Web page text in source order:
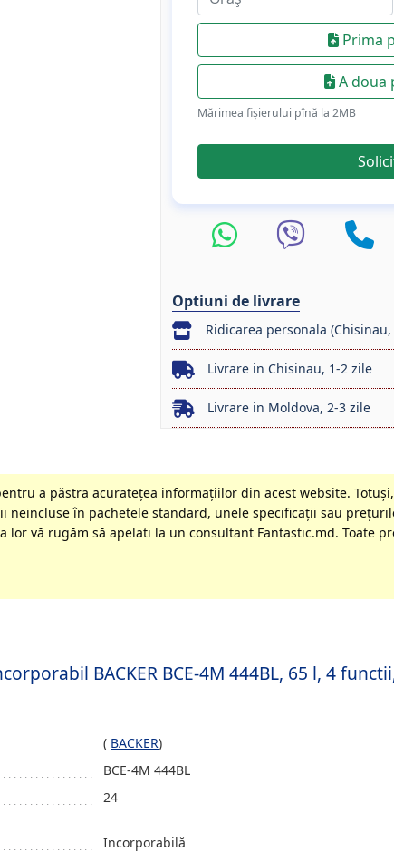
Prima
A doua
Mărimea fișierului pînă la 2МB
Optiuni de livrare
Ridicarea personala
Livrare in Chisinau, 1-2 zile
Livrare in Moldova, 2-3 zile
a păstra acurateţea informaţiilor din acest website.
neincluse în pachetele standard, unele specificaţii sau
lor vă rugăm să apelati la un consultant Fantastic.md. Toate
BACKER BCE-4M 444BL, 65 l, 4
( BACKER)
BCE-4M 444BL
24
Incorporabilă